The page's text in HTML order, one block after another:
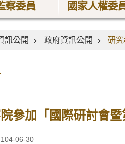
察委員 國家人權委
訊公開 政府資訊公開 研
參加「國際研討會
06-30